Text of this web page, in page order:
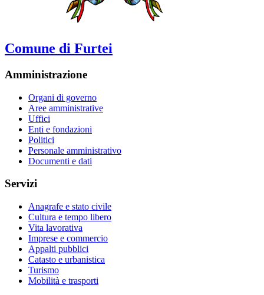
Comune di Furtei
Amministrazione
Organi di governo
Aree amministrative
Uffici
Enti e fondazioni
Politici
Personale amministrativo
Documenti e dati
Servizi
Anagrafe e stato civile
Cultura e tempo libero
Vita lavorativa
Imprese e commercio
Appalti pubblici
Catasto e urbanistica
Turismo
Mobilità e trasporti